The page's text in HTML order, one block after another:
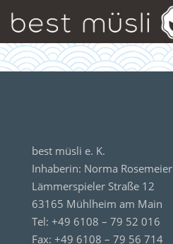
best müsli e. K.
Inhaberin: Norma Rosemeier
Lämmerspieler Straße 12
63165 Mühlheim am Main
Tel: +49 6108 – 79 52 016
Fax: +49 6108 – 79 56 714